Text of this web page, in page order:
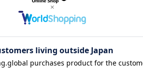
パンツ付ミニスカー
プリーツスカート